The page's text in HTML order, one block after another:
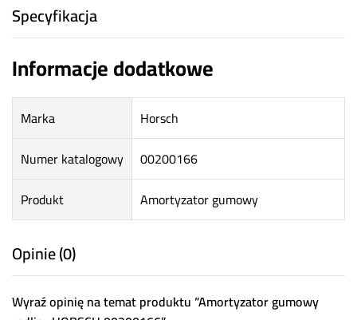
Specyfikacja
Informacje dodatkowe
Marka
Horsch
Numer katalogowy
00200166
Produkt
Amortyzator gumowy
Opinie (0)
Wyraź opinię na temat produktu “Amortyzator gumowy